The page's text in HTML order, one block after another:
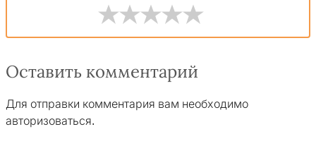
Оставить комментарий
Для отправки комментария вам необходимо
авторизоваться.